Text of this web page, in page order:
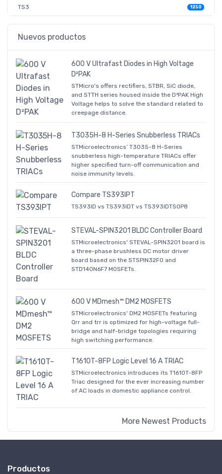
TS3 1250
Nuevos productos
600 V Ultrafast Diodes in High Voltage
D²PAK
STMicro's offers rectifiers, STBR, SiC diode,
and STTH series housed inside the D²PAK High
Voltage helps to solve the standard related to
creepage distance.
T3035H-8 H-Series Snubberless TRIACs
STMicroelectronics’ T3035-8 H-Series
snubberless high-temperature TRIACs offer
higher specified turn-off communication and
noise immunity levels.
Compare TS393IPT
TS393ID vs TS393IDT vs TS393IDTSOP8
STEVAL-SPIN3201 BLDC Controller Board
STMicroelectronics' STEVAL-SPIN3201 board is
a three-phase brushless DC motor driver
board based on the STSPIN32F0 and
STD140N6F7 MOSFETs.
600 V MDmesh™ DM2 MOSFETS
STMicroelectronics' DM2 MOSFETs featuring
Qrr and trr is optimized for high-voltage full-
bridge and half-bridge topologies requiring
high switching performance.
T1610T-8FP Logic Level 16 A TRIAC
STMicroelectronics introduces its T1610T-8FP
Triac designed for the ever increasing number
of AC loads in domestic appliance control.
More Newest Products
Productos